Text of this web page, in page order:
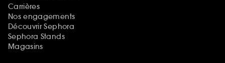
Carrières
Nos engagements
Découvrir Sephora
Sephora Stands
Magasins